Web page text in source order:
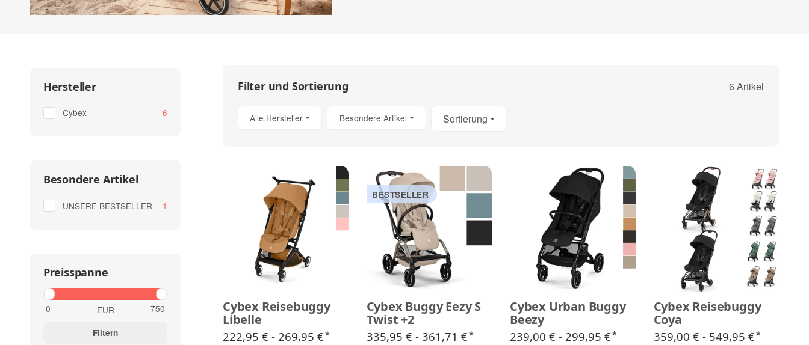
Filter und Sortierung 6 Artikel
Alle Hersteller Besondere Artikel Sortierung
Cybex Reisebuggy
Libelle
222,95 € - 269,95 €*
BESTSELLER
Cybex Buggy Eezy S
Twist +2
335,95 € - 361,71 €*
Cybex Urban Buggy
Beezy
239,00 € - 299,95 €*
Cybex Reisebuggy
Coya
359,00 € - 549,95 €*
Hersteller
Cybex 6
Besondere Artikel
UNSERE BESTSELLER 1
Preisspanne
EUR
Filtern